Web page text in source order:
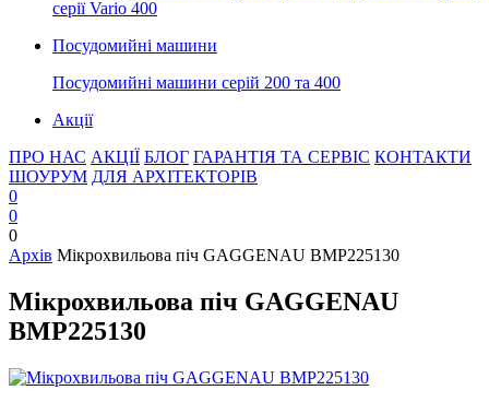
серії Vario 400
Посудомийні машини
Посудомийні машини серій 200 та 400
Акції
ПРО НАС АКЦІЇ БЛОГ ГАРАНТІЯ ТА СЕРВІС КОНТАКТИ
ШОУРУМ ДЛЯ АРХІТЕКТОРІВ
0
0
0
Архів Мікрохвильова піч GAGGENAU BMP225130
Мікрохвильова піч GAGGENAU
BMP225130